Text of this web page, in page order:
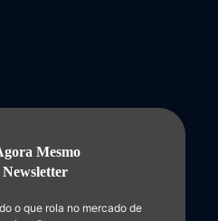
Mesmo
Newsletter
o que rola no mercado de